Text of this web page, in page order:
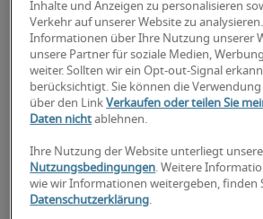
diese Fachkräfte. Emine Yilmaz,
Robert Half, zeigt Ihnen fünf
Mitarbeiter besser an sich binden
Mitarbeiterbindung angehen
Rekrutieren Sie Ihre besten
Inhalte und Anzeigen zu personalisieren
Verkehr auf unserer Website zu
Informationen über Ihre Nutzung unserer
unsere Partner für soziale Medien,
weiter. Sollten wir ein Opt-out-Signal
berücksichtigt. Sie können die
über den LinkVerkaufen oder teilen Sie
Daten nicht ablehnen.
Ihre Nutzung der Website unterliegt
Nutzungsbedingungen. Weitere
wie wir Informationen weitergeben, finden
Datenschutzerklärung.